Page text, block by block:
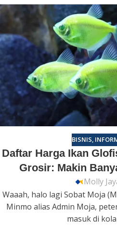
BISNIS,
Daftar Harga Ikan
Grosir: Makin
Molly
Waaah, halo lagi Sobat Moja
Minmo alias Admin Moja,
masuk di